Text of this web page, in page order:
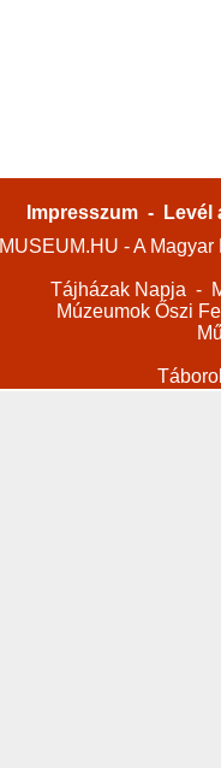
Impresszum -
Levél
MUSEUM.HU - A
Tájházak Napja -
Múzeumok Őszi